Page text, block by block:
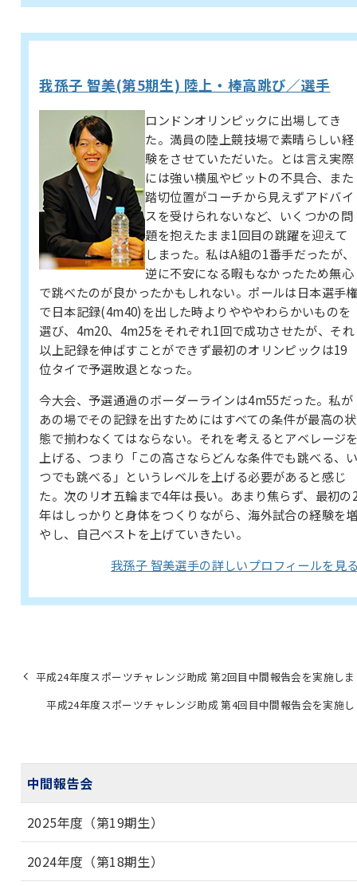
我孫子 智美(第5期生) 陸上・棒高跳び／選手
ロンドンオリンピックに出場してき
た。満員の陸上競技場で素晴らしい経
験をさせていただいた。とは言え実際
には強い横風やピットの不具合、また
踏切位置がコーチから見えずアドバイ
スを受けられないなど、いくつかの問
題を抱えたまま1回目の跳躍を迎えて
しまった。私はA組の1番手だったが、
逆に不安になる暇もなかったため無心
で跳べたのが良かったかもしれない。ポールは日本選手
で日本記録(4m40)を出した時よりやややわらかいものを
選び、4m20、4m25をそれぞれ1回で成功させたが、それ
以上記録を伸ばすことができず最初のオリンピックは19
位タイで予選敗退となった。
今大会、予選通過のボーダーラインは4m55だった。私が
あの場でその記録を出すためにはすべての条件が最高の状
態で揃わなくてはならない。それを考えるとアベレージ
上げる、つまり「この高さならどんな条件でも跳べる、
つでも跳べる」というレベルを上げる必要があると感じ
た。次のリオ五輪まで4年は長い。あまり焦らず、最初の
年はしっかりと身体をつくりながら、海外試合の経験を
やし、自己ベストを上げていきたい。
我孫子 智美選手の詳しいプロフィールを見
平成24年度スポーツチャレンジ助成 第2回目中間報告会を実施し
平成24年度スポーツチャレンジ助成 第4回目中間報告会を実施
中間報告会
2025年度（第19期生）
2024年度（第18期生）